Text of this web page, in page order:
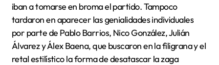
iban a tomarse en broma el partido. Tampoco
tardaron en aparecer las genialidades individuales
por parte de Pablo Barrios, Nico González, Julián
Álvarez y Álex Baena, que buscaron en la filigrana y el
retal estilístico la forma de desatascar la zaga